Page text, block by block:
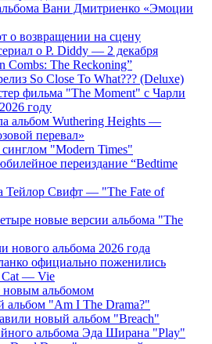
Вани Дмитриенко «Эмоции
о возвращении на сцену
о P. Diddy — 2 декабря
Combs: The Reckoning”
So Close To What??? (Deluxe)
фильма "The Moment" с Чарли
году
альбом Wuthering Heights —
перевал»
"Modern Times"
переиздание “Bedtime
Тейлор Свифт — "The Fate of
новые версии альбома "The
нового альбома 2026 года
официально поженились
Cat — Vie
новым альбомом
альбом "Am I The Drama?"
новый альбом "Breach"
альбома Эда Ширана "Play"